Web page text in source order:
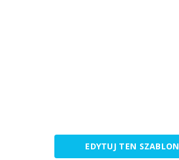
EDYTUJ TEN SZABLON